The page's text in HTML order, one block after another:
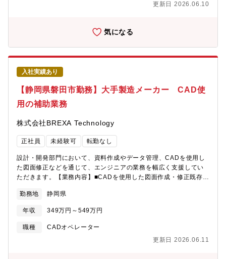
環境です。・自動車業界のモノづくりに携わり、長期的に活躍で
更新日 2026.06.10
気になる
入社実績あり
【静岡県磐田市勤務】大手製造メーカー CAD使
用の補助業務
株式会社BREXA Technology
正社員 未経験可 転勤なし
設計・開発部門において、資料作成やデータ管理、CADを使用し
た図面修正などを通じて、エンジニアの業務を幅広く支援してい
ただきます。【業務内容】■CADを使用した図面作成・修正既存図
め安心です。■設計資料・データの整理図面や関連資料をルールに
沿って管理し、業務がスムーズに進む環境を整えます。■事務・庶
務などの補助業務書類作成や入力作業など、チーム全体を支える
大切なサポート業務です。■社内関係者との簡単なやり取り専門的
す。【PR】◎大手メーカーの安定した環境で、CADスキルと事務
勤務地 静岡県
年収 349万円～549万円
職種
CADオペレーター
更新日 2026.06.11